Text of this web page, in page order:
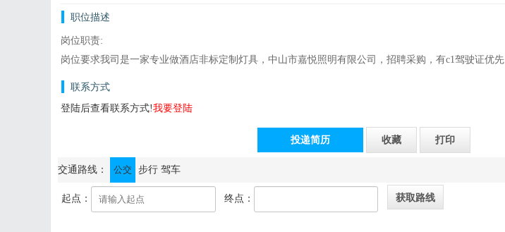
职位描述
岗位职责:
岗位要求我司是一家专业做酒店非标定制灯具，中山市嘉悦照明有限公司，招聘采购，有c1驾驶证优先
联系方式
登陆后查看联系方式!我要登陆
投递简历 收藏 打印
通讯地址：中山市西区金兆街1号 (2号厂房)二楼之三
交通路线： 公交 步行 驾车
起点： 终点：